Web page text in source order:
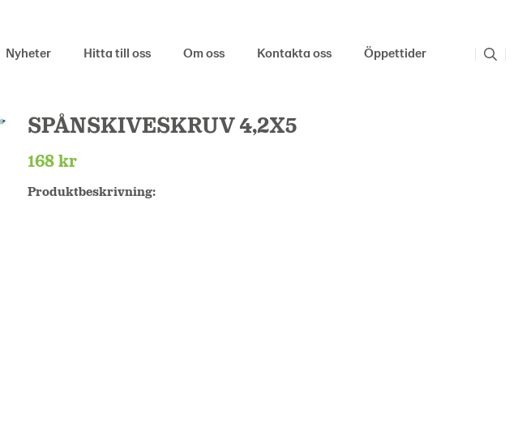
Nyheter Hitta till oss Om oss Kontakta oss Öppettider
SPÅNSKIVESKRUV 4,2X5
168 kr
Produktbeskrivning: